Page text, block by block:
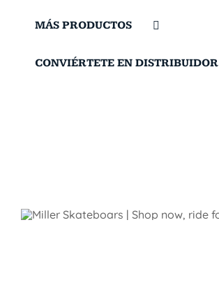
MÁS PRODUCTOS
CONVIÉRTETE EN DISTRIBUIDOR